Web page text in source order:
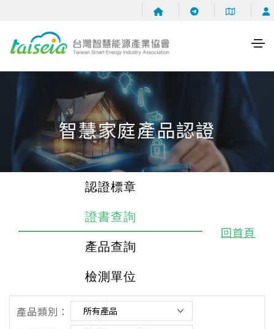
智慧家庭產品認證
認證標章
證書查詢
產品查詢
檢測單位
回首頁
產品類別：